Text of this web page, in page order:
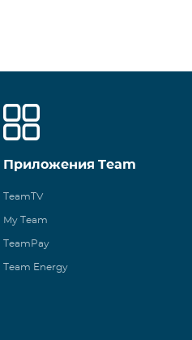
Приложения Team
TeamTV
My Team
TeamPay
Team Energy